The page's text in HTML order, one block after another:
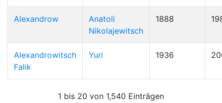
Alexandrow
Anatoli
Nikolajewitsch
1888
Alexandrowitsch
Falik
Yuri 1936
1 bis 20 von 1,540 Einträgen